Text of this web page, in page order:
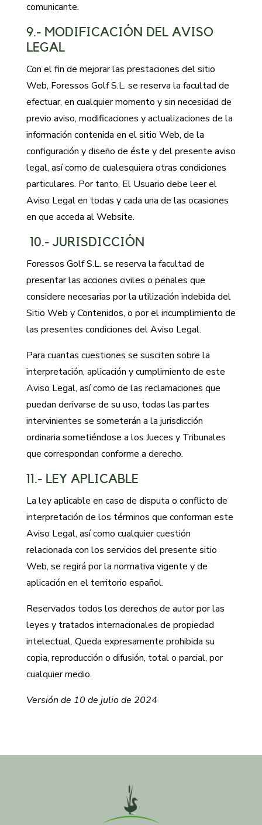
comunicante.
9.- MODIFICACIÓN DEL AVISO
LEGAL
Con el fin de mejorar las prestaciones del sitio
Web, Foressos Golf S.L. se reserva la facultad de
efectuar, en cualquier momento y sin necesidad de
previo aviso, modificaciones y actualizaciones de la
información contenida en el sitio Web, de la
configuración y diseño de éste y del presente aviso
legal, así como de cualesquiera otras condiciones
particulares. Por tanto, El Usuario debe leer el
Aviso Legal en todas y cada una de las ocasiones
en que acceda al Website.
10.- JURISDICCIÓN
Foressos Golf S.L. se reserva la facultad de
presentar las acciones civiles o penales que
considere necesarias por la utilización indebida del
Sitio Web y Contenidos, o por el incumplimiento de
las presentes condiciones del Aviso Legal.
Para cuantas cuestiones se susciten sobre la
interpretación, aplicación y cumplimiento de este
Aviso Legal, así como de las reclamaciones que
puedan derivarse de su uso, todas las partes
intervinientes se someterán a la jurisdicción
ordinaria sometiéndose a los Jueces y Tribunales
que correspondan conforme a derecho.
11.- LEY APLICABLE
La ley aplicable en caso de disputa o conflicto de
interpretación de los términos que conforman este
Aviso Legal, así como cualquier cuestión
relacionada con los servicios del presente sitio
Web, se regirá por la normativa vigente y de
aplicación en el territorio español.
Reservados todos los derechos de autor por las
leyes y tratados internacionales de propiedad
intelectual. Queda expresamente prohibida su
copia, reproducción o difusión, total o parcial, por
cualquier medio.
Versión de 10 de julio de 2024